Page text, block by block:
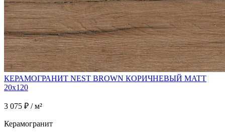
КЕРАМОГРАНИТ NEST BROWN КОРИЧНЕВЫЙ MATT
20x120
3 075 ₽ / м²
Керамогранит